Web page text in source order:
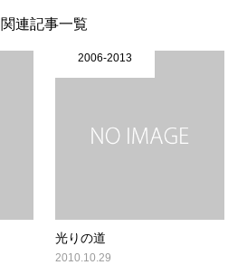
関連記事一覧
2006-2013
光りの道
2010.10.29